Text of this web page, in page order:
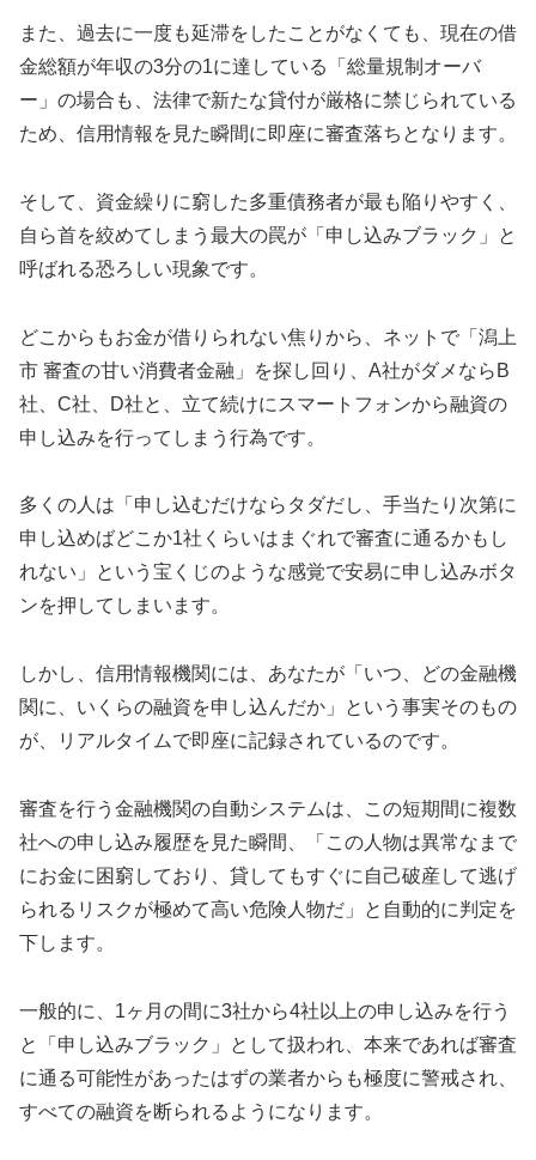
また、過去に一度も延滞をしたことがなくても、現在の借
金総額が年収の3分の1に達している「総量規制オーバ
ー」の場合も、法律で新たな貸付が厳格に禁じられている
ため、信用情報を見た瞬間に即座に審査落ちとなります。
そして、資金繰りに窮した多重債務者が最も陥りやすく、
自ら首を絞めてしまう最大の罠が「申し込みブラック」と
呼ばれる恐ろしい現象です。
どこからもお金が借りられない焦りから、ネットで「潟上
市 審査の甘い消費者金融」を探し回り、A社がダメならB
社、C社、D社と、立て続けにスマートフォンから融資の
申し込みを行ってしまう行為です。
多くの人は「申し込むだけならタダだし、手当たり次第に
申し込めばどこか1社くらいはまぐれで審査に通るかもし
れない」という宝くじのような感覚で安易に申し込みボタ
ンを押してしまいます。
しかし、信用情報機関には、あなたが「いつ、どの金融機
関に、いくらの融資を申し込んだか」という事実そのもの
が、リアルタイムで即座に記録されているのです。
審査を行う金融機関の自動システムは、この短期間に複数
社への申し込み履歴を見た瞬間、「この人物は異常なまで
にお金に困窮しており、貸してもすぐに自己破産して逃げ
られるリスクが極めて高い危険人物だ」と自動的に判定を
下します。
一般的に、1ヶ月の間に3社から4社以上の申し込みを行う
と「申し込みブラック」として扱われ、本来であれば審査
に通る可能性があったはずの業者からも極度に警戒され、
すべての融資を断られるようになります。